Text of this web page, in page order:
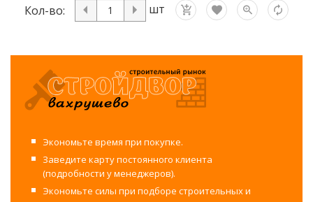
Кол-во: шт
Экономьте время при покупке.
Заведите карту постоянного клиента
(подробности у менеджеров).
Экономьте силы при подборе строительных и